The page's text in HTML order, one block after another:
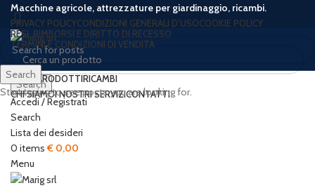
Macchine agricole, attrezzature per giardinaggio, ricambi.
PRIVACY POLICYCONDIZIONI GENERALI D’USOCOOKIE POLICY
RESI, RIMBORSI E DIRITTO DI RECESSO
TERMINI E CONDIZIONI DI VENDITA
Search
Accedi / Registrati
Search
Lista dei desideri
0 items € 0,00
Menu
HOME PRODOTTIRICAMBI
CHI SIAMOI NOSTRI SERVIZICONTATTI
-33%
Click to enlarge
Search
Start typing to see posts you are looking for.